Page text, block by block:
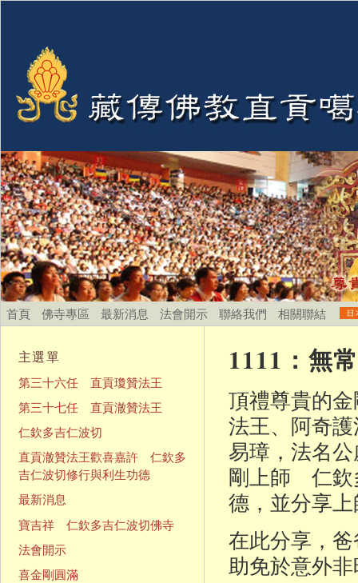
首頁 佛寺專區 最新消息 法會開示 聯絡我們 相關聯結
1111：無
頂禮尊貴的
法王、阿奇
易璋，法名
剛上師 仁欽
德，並分享
在此分享，
助免於意外
主選單
第三十六任 直貢瓊贊法王
第三十七任 直貢澈贊法王
仁欽多吉仁波切
直貢澈贊法王歡喜嘉許 仁欽多
吉仁波切修行與利生功德
最新消息
寶吉祥 仁欽多吉仁波切佛寺
法會開示
喜金剛圓滿